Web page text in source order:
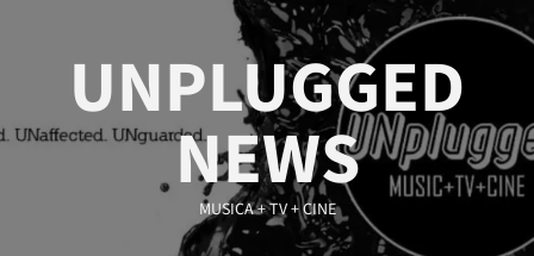
UNPLUGGED
NEWS
MUSICA + TV + CINE